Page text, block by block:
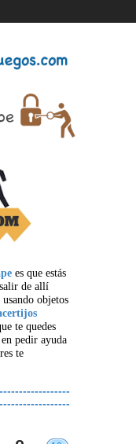
es que estás
de allí
objetos
te quedes
pedir ayuda
te